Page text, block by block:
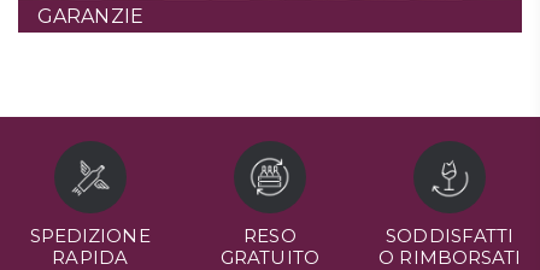
GARANZIE
SPEDIZIONE
RAPIDA
RESO
GRATUITO
SODDISFATTI
O RIMBORSATI